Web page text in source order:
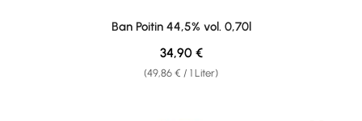
Ban Poitin 44,5% vol. 0,70l
(49,86 € / 1 Liter)
Regulärer Preis:
34,90 €